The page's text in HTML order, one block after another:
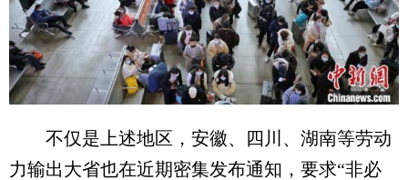
不仅是上述地区，安徽、四川、湖南等劳动
力输出大省也在近期密集发布通知，要求“非必